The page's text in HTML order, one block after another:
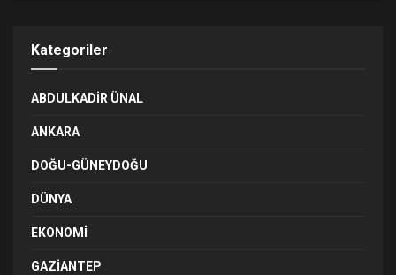
Kategoriler
ABDULKADIR ÜNAL
ANKARA
DOĞU-GÜNEYDOĞU
DÜNYA
EKONOMI
GAZIANTEP